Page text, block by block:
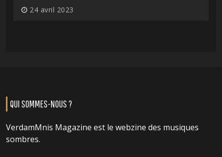
24 avril 2023
QUI SOMMES-NOUS ?
VerdamMnis Magazine est le webzine des musiques
sombres.